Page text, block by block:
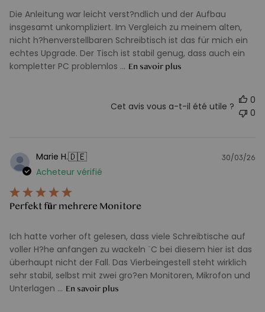
Die Anleitung war leicht verst?ndlich und der Aufbau
insgesamt unkompliziert. Im Vergleich zu meinem alten,
nicht h?henverstellbaren Schreibtisch ist das für mich ein
echtes Upgrade. Der Tisch ist stabil genug, dass auch ein
kompletter PC problemlos ... En savoir plus
Cet avis vous a-t-il été utile ?
0
0
Marie H.🇩🇪
Acheteur vérifié
Perfekt für mehrere Monitore
Ich hatte vorher oft gelesen, dass viele Schreibtische auf
voller H?he anfangen zu wackeln ¨C bei diesem hier ist das
überhaupt nicht der Fall. Das Vierbeingestell steht wirklich
sehr stabil, selbst mit zwei gro?en Monitoren, Mikrofon und
Unterlagen ... En savoir plus
30/03/26